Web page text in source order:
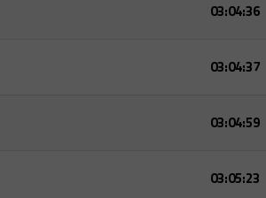
03:04:36
03:04:37
03:04:59
03:05:23